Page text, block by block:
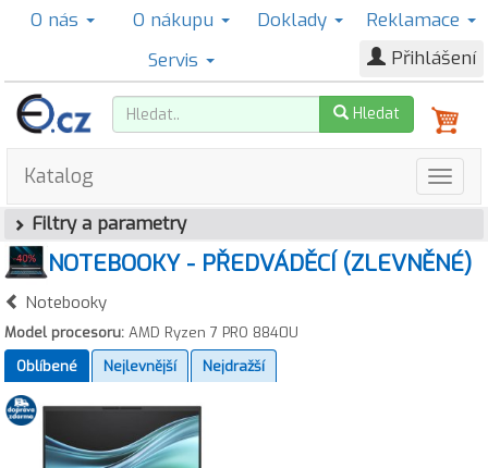
O nás O nákupu Doklady
Reklamace
Servis
Přihlášení
Hledat
Katalog
Filtry a parametry
NOTEBOOKY - PŘEDVÁDĚCÍ (ZLEVNĚNÉ)
Notebooky
Model procesoru: AMD Ryzen 7 PRO 8840U
Oblíbené
Nejlevnější Nejdražší